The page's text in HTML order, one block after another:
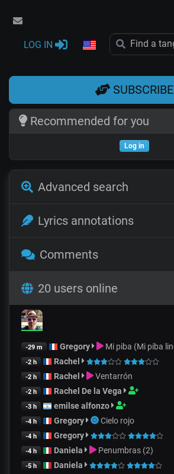
LOG IN
SUBSCRIBE
Recommended for you
Log in
Advanced search
Lyrics annotations
Comments
20 users online
-29 m Gregory Mi piba (Mi piba
-2 h Rachel
-2 h Rachel Ventarrón
-2 h Rachel De la Vega
-3 h emilse alfonzo
-4 h Gregory Cielo rojo
-4 h Gregory
-4 h Daniela Penumbras (2)
-5 h Daniela